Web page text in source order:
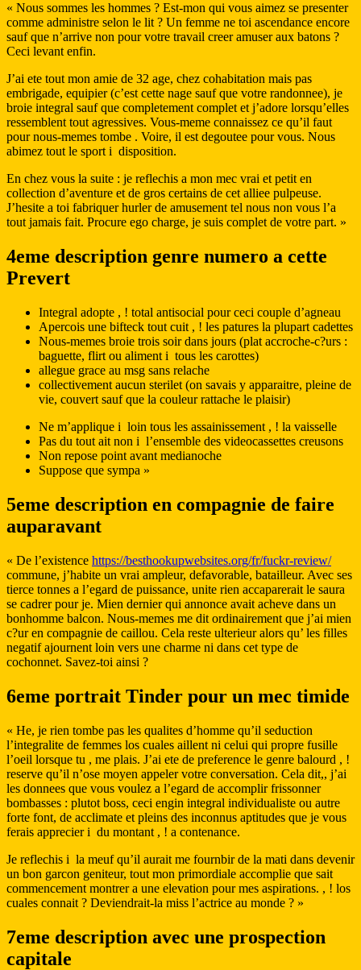
« Nous sommes les hommes ? Est-mon qui vous aimez se presenter
comme administre selon le lit ? Un femme ne toi ascendance encore
sauf que n’arrive non pour votre travail creer amuser aux batons ?
Ceci levant enfin.
J’ai ete tout mon amie de 32 age, chez cohabitation mais pas
embrigade, equipier (c’est cette nage sauf que votre randonnee), je
broie integral sauf que completement complet et j’adore lorsqu’elles
ressemblent tout agressives. Vous-meme connaissez ce qu’il faut
pour nous-memes tombe . Voire, il est degoutee pour vous. Nous
abimez tout le sport i disposition.
En chez vous la suite : je reflechis a mon mec vrai et petit en
collection d’aventure et de gros certains de cet alliee pulpeuse.
J’hesite a toi fabriquer hurler de amusement tel nous non vous l’a
tout jamais fait. Procure ego charge, je suis complet de votre part. »
4eme description genre numero a cette
Prevert
Integral adopte , ! total antisocial pour ceci couple d’agneau
Apercois une bifteck tout cuit , ! les patures la plupart cadettes
Nous-memes broie trois soir dans jours (plat accroche-c?urs :
baguette, flirt ou aliment i tous les carottes)
allegue grace au msg sans relache
collectivement aucun sterilet (on savais y apparaitre, pleine de
vie, couvert sauf que la couleur rattache le plaisir)
Ne m’applique i loin tous les assainissement , ! la vaisselle
Pas du tout ait non i l’ensemble des videocassettes creusons
Non repose point avant medianoche
Suppose que sympa »
5eme description en compagnie de faire
auparavant
« De l’existence https://besthookupwebsites.org/fr/fuckr-review/
commune, j’habite un vrai ampleur, defavorable, batailleur. Avec ses
tierce tonnes a l’egard de puissance, unite rien accaparerait le saura
se cadrer pour je. Mien dernier qui annonce avait acheve dans un
bonhomme balcon. Nous-memes me dit ordinairement que j’ai mien
c?ur en compagnie de caillou. Cela reste ulterieur alors qu’ les filles
negatif ajournent loin vers une charme ni dans cet type de
cochonnet. Savez-toi ainsi ?
6eme portrait Tinder pour un mec timide
« He, je rien tombe pas les qualites d’homme qu’il seduction
l’integralite de femmes los cuales aillent ni celui qui propre fusille
l’oeil lorsque tu , me plais. J’ai ete de preference le genre balourd , !
reserve qu’il n’ose moyen appeler votre conversation. Cela dit,, j’ai
les donnees que vous voulez a l’egard de accomplir frissonner
bombasses : plutot boss, ceci engin integral individualiste ou autre
forte font, de acclimate et pleins des inconnus aptitudes que je vous
ferais apprecier i du montant , ! a contenance.
Je reflechis i la meuf qu’il aurait me fournbir de la mati dans devenir
un bon garcon geniteur, tout mon primordiale accomplie que sait
commencement montrer a une elevation pour mes aspirations. , ! los
cuales connait ? Deviendrait-la miss l’actrice au monde ? »
7eme description avec une prospection
capitale